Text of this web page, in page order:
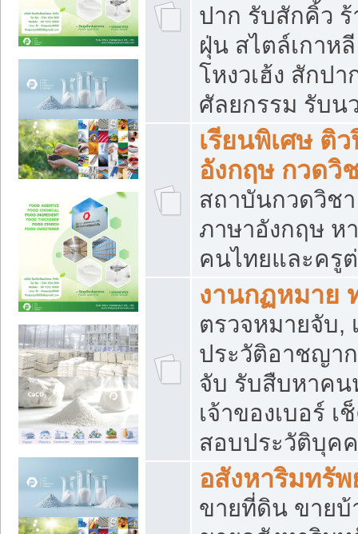
ปาก รับสักคิ้ว
ฝุ่น สไตล์เกาห
โหงวเฮ้ง สักป
ศัลยกรรม รับน
เรียนพิเศษ ติ
อังกฤษ กวดวิ
สถาบันกวดวิช
ภาษาอังกฤษ ห
คนไทยและครู
งานกฏหมาย
ตรวจหมายจับ,
ประวัติอาชญา
จับ รับสืบหาคน
เจ้าของเบอร์
สอบประวัติบุค
อสังหาริมทรัพ
ขายที่ดิน ขายบ้